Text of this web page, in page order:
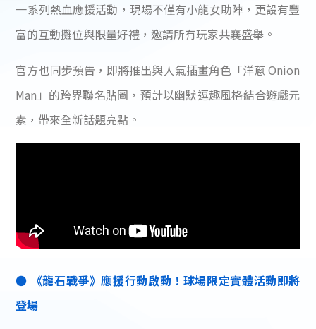
一系列熱血應援活動，現場不僅有小龍女助陣，更設有豐
富的互動攤位與限量好禮，邀請所有玩家共襄盛舉。
官方也同步預告，即將推出與人氣插畫角色「洋蔥 Onion
Man」的跨界聯名貼圖，預計以幽默逗趣風格結合遊戲元
素，帶來全新話題亮點。
● 《龍石戰爭》應援行動啟動！球場限定實體活動即將
登場